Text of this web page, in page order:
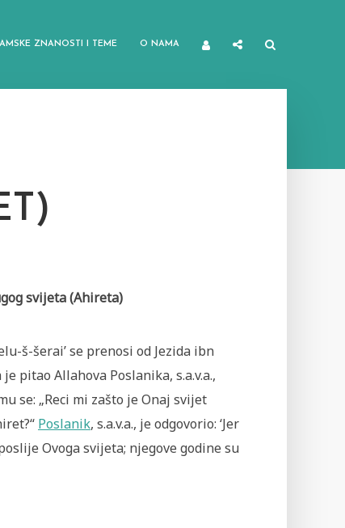
ZNANOSTI I TEME O NAMA
svijeta (Ahireta)
š-šerai’ se prenosi od Jezida ibn
je pitao Allahova Poslanika, s.a.v.a.,
se: „Reci mi zašto je Onaj svijet
Poslanik, s.a.v.a., je odgovorio: ‘Jer
Ovoga svijeta; njegove godine su